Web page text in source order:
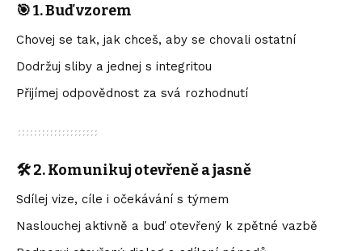
🎯 1. Buď vzorem
Chovej se tak, jak chceš, aby se chovali ostatní
Dodržuj sliby a jednej s integritou
Přijímej odpovědnost za svá rozhodnutí
🛠️ 2. Komunikuj otevřeně a jasně
Sdílej vize, cíle i očekávání s týmem
Naslouchej aktivně a buď otevřený k zpětné vazbě